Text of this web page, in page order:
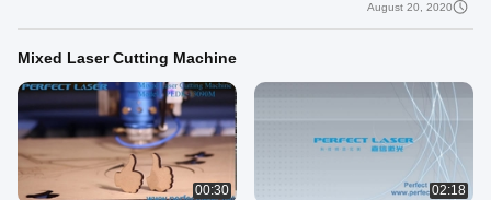
August 20, 2020
Mixed Laser Cutting Machine
02:18
00:30